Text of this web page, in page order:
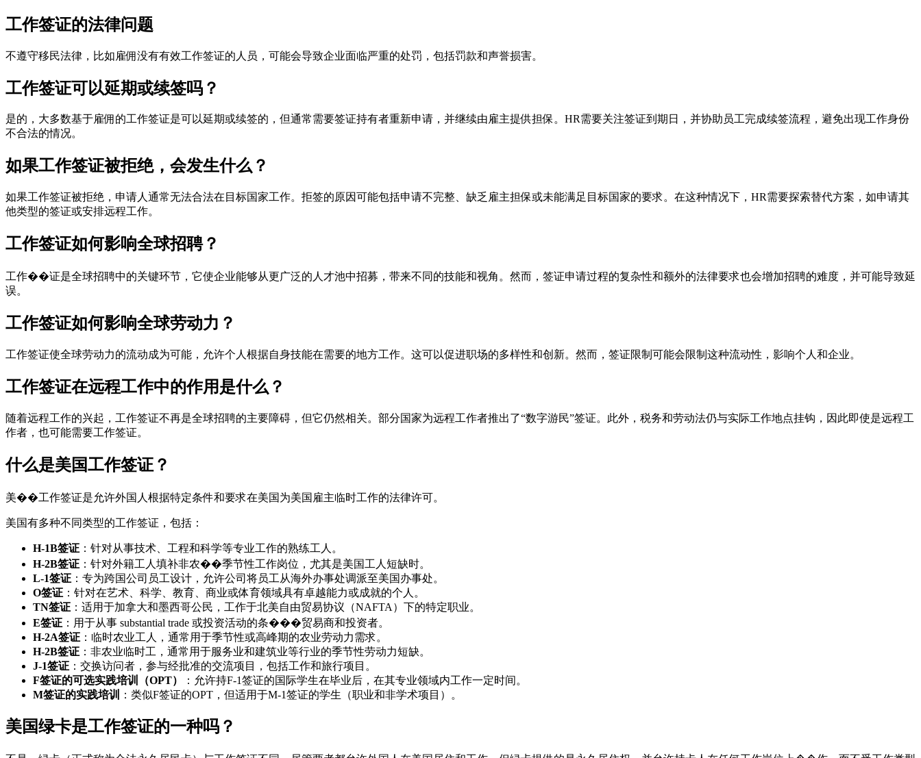
工作签证的法律问题
不遵守移民法律，比如雇佣没有有效工作签证的人员，可能会导致企业面临严重的处罚，包括罚款和声誉损害。
工作签证可以延期或续签吗？
是的，大多数基于雇佣的工作签证是可以延期或续签的，但通常需要签证持有者重新申请，并继续由雇主提供担保。HR需要关注签证到期日，并协助员工完成续签流程，避免出现工作身份
不合法的情况。
如果工作签证被拒绝，会发生什么？
如果工作签证被拒绝，申请人通常无法合法在目标国家工作。拒签的原因可能包括申请不完整、缺乏雇主担保或未能满足目标国家的要求。在这种情况下，HR需要探索替代方案，如申请其
他类型的签证或安排远程工作。
工作签证如何影响全球招聘？
工作��证是全球招聘中的关键环节，它使企业能够从更广泛的人才池中招募，带来不同的技能和视角。然而，签证申请过程的复杂性和额外的法律要求也会增加招聘的难度，并可能导致延
误。
工作签证如何影响全球劳动力？
工作签证使全球劳动力的流动成为可能，允许个人根据自身技能在需要的地方工作。这可以促进职场的多样性和创新。然而，签证限制可能会限制这种流动性，影响个人和企业。
工作签证在远程工作中的作用是什么？
随着远程工作的兴起，工作签证不再是全球招聘的主要障碍，但它仍然相关。部分国家为远程工作者推出了“数字游民”签证。此外，税务和劳动法仍与实际工作地点挂钩，因此即使是远程工
作者，也可能需要工作签证。
什么是美国工作签证？
美��工作签证是允许外国人根据特定条件和要求在美国为美国雇主临时工作的法律许可。
美国有多种不同类型的工作签证，包括：
H-1B签证 ：针对从事技术、工程和科学等专业工作的熟练工人。
H-2B签证 ：针对外籍工人填补非农��季节性工作岗位，尤其是美国工人短缺时。
L-1签证 ：专为跨国公司员工设计，允许公司将员工从海外办事处调派至美国办事处。
O签证 ：针对在艺术、科学、教育、商业或体育领域具有卓越能力或成就的个人。
TN签证 ：适用于加拿大和墨西哥公民，工作于北美自由贸易协议（NAFTA）下的特定职业。
E签证 ：用于从事 substantial trade 或投资活动的条���贸易商和投资者。
H-2A签证 ：临时农业工人，通常用于季节性或高峰期的农业劳动力需求。
H-2B签证 ：非农业临时工，通常用于服务业和建筑业等行业的季节性劳动力短缺。
J-1签证 ：交换访问者，参与经批准的交流项目，包括工作和旅行项目。
F签证的可选实践培训（OPT）
：允许持F-1签证的国际学生在毕业后，在其专业领域内工作一定时间。
M签证的实践培训
：类似F签证的OPT，但适用于M-1签证的学生（职业和非学术项目）。
美国绿卡是工作签证的一种吗？